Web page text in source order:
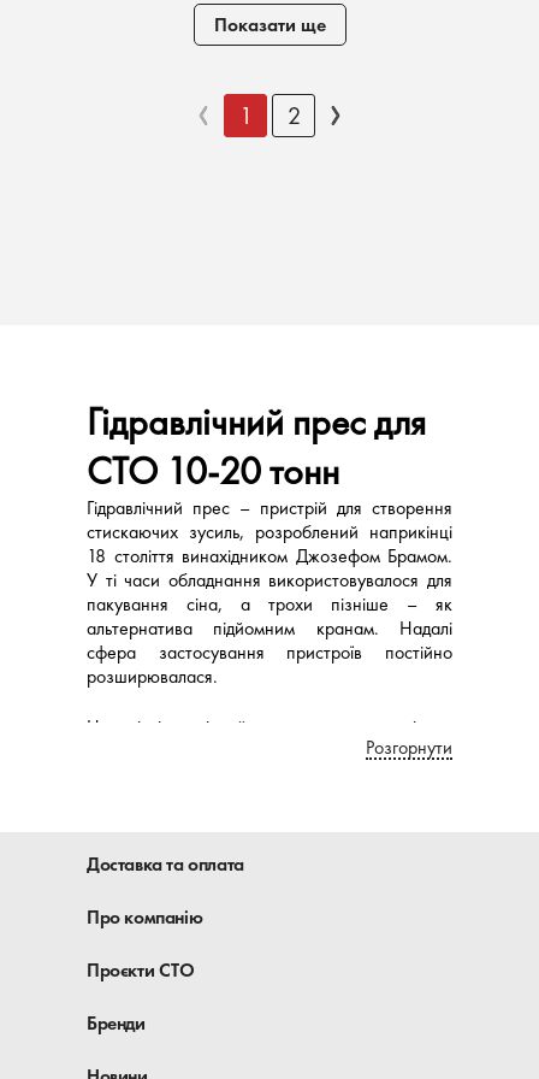
Показати ще
1 2
Гідравлічний прес для
СТО 10-20 тонн
Гідравлічний прес – пристрій для створення
стискаючих зусиль, розроблений наприкінці
18 століття винахідником Джозефом Брамом.
У ті часи обладнання використовувалося для
пакування сіна, а трохи пізніше – як
альтернатива підйомним кранам. Надалі
сфера застосування пристроїв постійно
розширювалася.
Наразі гідравлічний прес можна зустріти в
агропромисловому комплексі, у металургії, на
«Автомеханіка».
Як влаштовані
Дія будь-якого гідравлічного преса
пояснюється законом Паскаля. Він говорить
температур передається однаково в усіх
Розгорнути
Доставка та оплата
Про компанію
Проєкти СТО
Бренди